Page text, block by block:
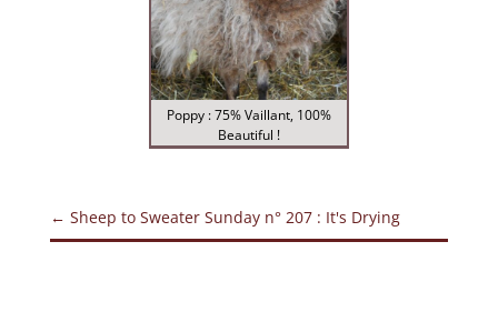
Poppy : 75% Vaillant, 100%
Beautiful !
← Sheep to Sweater Sunday n° 207 : It's Drying